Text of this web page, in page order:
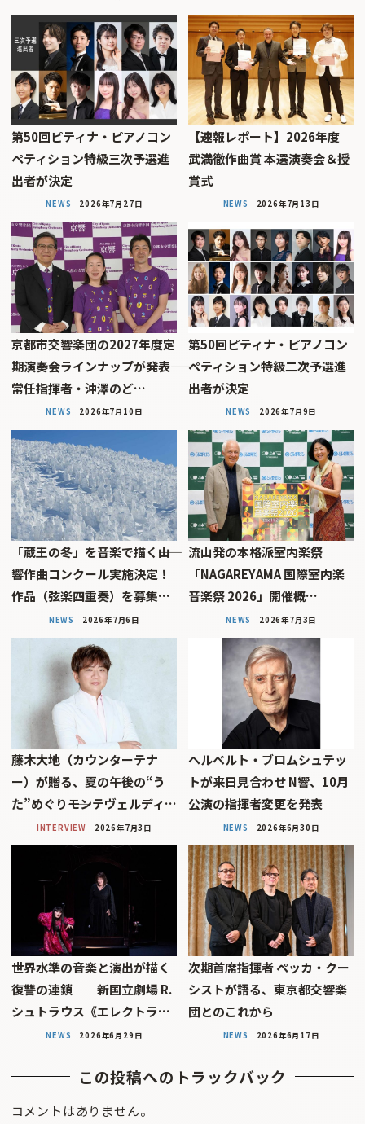
第50回ピティナ・ピアノコン
ペティション特級三次予選進
出者が決定
NEWS 2026年7月27日
【速報レポート】2026年度
武満徹作曲賞 本選演奏会＆授
賞式
NEWS 2026年7月13日
京都市交響楽団の2027年度定
期演奏会ラインナップが発表――
常任指揮者・沖澤のど…
NEWS 2026年7月10日
第50回ピティナ・ピアノコン
ペティション特級二次予選進
出者が決定
NEWS 2026年7月9日
「蔵王の冬」を音楽で描く――山
響作曲コンクール実施決定！
作品（弦楽四重奏）を募集…
NEWS 2026年7月6日
流山発の本格派室内楽祭
「NAGAREYAMA 国際室内楽
音楽祭 2026」開催概…
NEWS 2026年7月3日
藤木大地（カウンターテナ
ー）が贈る、夏の午後の“う
た”めぐり――モンテヴェルディ…
INTERVIEW 2026年7月3日
ヘルベルト・ブロムシュテッ
トが来日見合わせ N響、10月
公演の指揮者変更を発表
NEWS 2026年6月30日
世界水準の音楽と演出が描く
復讐の連鎖──新国立劇場 R.
シュトラウス《エレクトラ…
NEWS 2026年6月29日
次期首席指揮者 ペッカ・クー
シストが語る、東京都交響楽
団とのこれから
NEWS 2026年6月17日
この投稿へのトラックバック
コメントはありません。